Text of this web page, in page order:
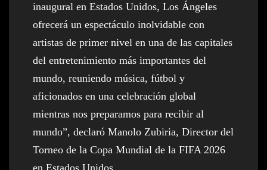
inaugural en Estados Unidos, Los Ángeles
ofrecerá un espectáculo inolvidable con
artistas de primer nivel en una de las capitales
del entretenimiento más importantes del
mundo, reuniendo música, fútbol y
aficionados en una celebración global
mientras nos preparamos para recibir al
mundo”, declaró Manolo Zubiria, Director del
Torneo de la Copa Mundial de la FIFA 2026